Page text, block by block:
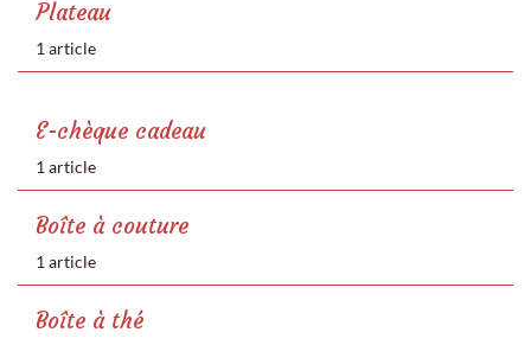
Plateau
1 article
E-chèque cadeau
1 article
Boîte à couture
1 article
Boîte à thé